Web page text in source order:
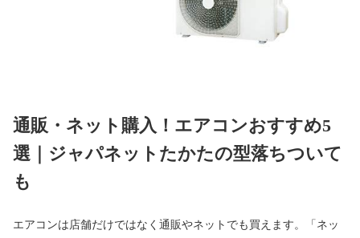
通販・ネット購入！エアコンおすすめ5
選｜ジャパネットたかたの型落ちついて
も
エアコンは店舗だけではなく通販やネットでも買えます。「ネッ